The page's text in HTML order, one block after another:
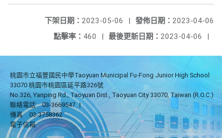
發佈日期： 2023-04-06
下架日期： 2023-05-06
|
最後更新日期： 2023-04-06 |
點擊率： 460 |
桃園市立福豐國民中學Taoyuan Municipal Fu-Fong Junior High School
33070 桃園市桃園區延平路326號
No.326, Yanping Rd., Taoyuan Dist., Taoyuan City 33070, Taiwan (R.O.C.)
聯絡電話
03-3669547 |
傳真
03-3758362
電子信箱